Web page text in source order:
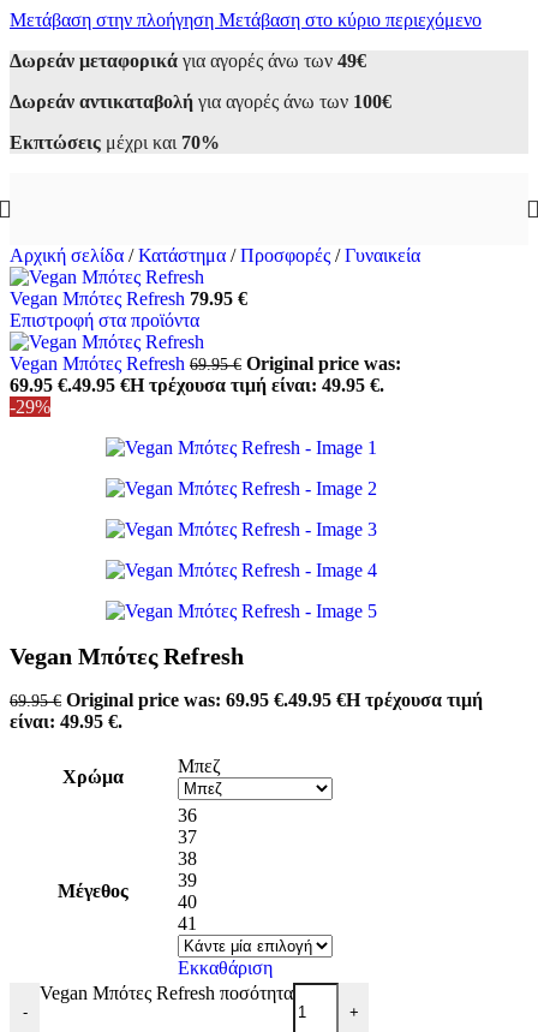
Μετάβαση στην πλοήγηση Μετάβαση στο κύριο περιεχόμενο
Δωρεάν μεταφορικά για αγορές άνω των 49€
Δωρεάν αντικαταβολή για αγορές άνω των 100€
Εκπτώσεις μέχρι και 70%
Αρχική σελίδα / Κατάστημα / Προσφορές / Γυναικεία
Vegan Μπότες Refresh 79.95 €
Επιστροφή στα προϊόντα
Vegan Μπότες Refresh 69.95€ Original price was:
69.95 €.49.95 €Η τρέχουσα τιμή είναι: 49.95 €.
-29%
Vegan Μπότες Refresh
69.95€ Original price was: 69.95 €.49.95 €Η τρέχουσα τιμή
είναι: 49.95 €.
Χρώμα
Μπεζ
Μέγεθος
36
37
38
39
40
41
Εκκαθάριση
-
Vegan Μπότες Refresh ποσότητα
+